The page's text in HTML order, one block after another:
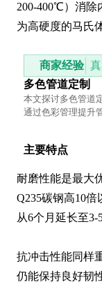
200-400℃）消除
为高硬度的马氏
商家经验
多色管道定制
本文探讨多色管道
通过色彩管理提升
主要特点
耐磨性能是最大
Q235碳钢高10
从6个月延长至3-5
抗冲击性能同样
仍能保持良好韧